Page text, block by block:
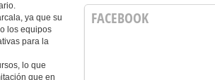
ya que su
los equipos
para la
lo que
que en
FACEBOOK